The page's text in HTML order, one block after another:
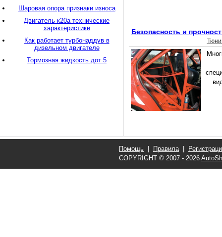
Безопасность и
Шаровая опора признаки износа
Двигатель к20а технические
характеристики
Как работает турбонаддув в
дизельном двигателе
Тормозная жидкость дот 5
Помощь Правила|
COPYRIGHT © 2007 - 2026